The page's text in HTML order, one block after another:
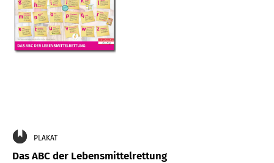
PLAKAT
Das ABC der Lebensmittelrettung